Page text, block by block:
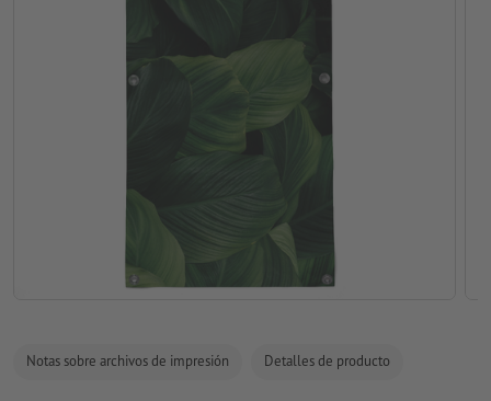
Notas sobre archivos de impresión Detalles de producto